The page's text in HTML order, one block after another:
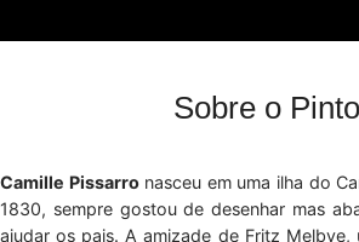
Sobre o
Camille Pissarronasceu em uma ilha do
1830, sempre gostou de desenhar mas
ajudar os pais. A amizade de Fritz Melbye,